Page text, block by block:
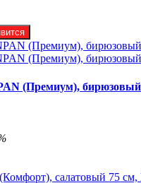
(Премиум),